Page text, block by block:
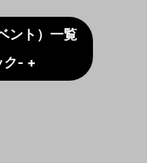
ント）一覧
ク- +